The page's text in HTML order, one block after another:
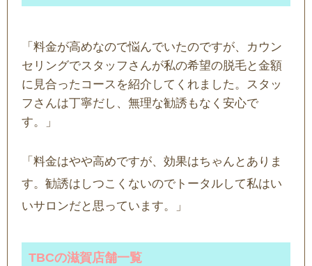
「料金が高めなので悩んでいたのですが、カウン
セリングでスタッフさんが私の希望の脱毛と金額
に見合ったコースを紹介してくれました。スタッ
フさんは丁寧だし、無理な勧誘もなく安心で
す。」
「料金はやや高めですが、効果はちゃんとありま
す。勧誘はしつこくないのでトータルして私はい
いサロンだと思っています。」
TBCの滋賀店舗一覧